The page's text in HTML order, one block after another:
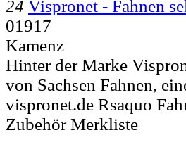
24 Vispronet - Fahnen
01917
Kamenz
Hinter der Marke
von Sachsen Fahnen,
vispronet.de Rsaquo
Zubehör Merkliste